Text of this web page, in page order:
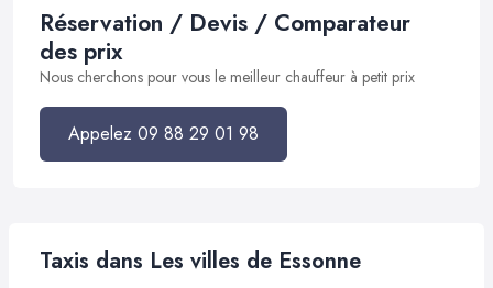
Réservation / Devis / Comparateur
des prix
Nous cherchons pour vous le meilleur chauffeur à petit prix
Appelez 09 88 29 01 98
Taxis dans Les villes de Essonne